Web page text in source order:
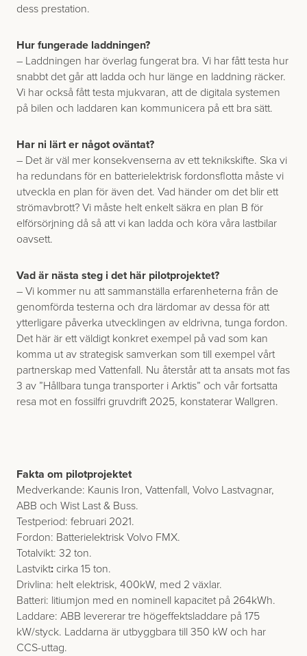
dess prestation.
Hur fungerade laddningen?
– Laddningen har överlag fungerat bra. Vi har fått testa hur
snabbt det går att ladda och hur länge en laddning räcker.
Vi har också fått testa mjukvaran, att de digitala systemen
på bilen och laddaren kan kommunicera på ett bra sätt.
Har ni lärt er något oväntat?
– Det är väl mer konsekvenserna av ett teknikskifte. Ska vi
ha redundans för en batterielektrisk fordonsflotta måste vi
utveckla en plan för även det. Vad händer om det blir ett
strömavbrott? Vi måste helt enkelt säkra en plan B för
elförsörjning då så att vi kan ladda och köra våra lastbilar
oavsett.
Vad är nästa steg i det här pilotprojektet?
– Vi kommer nu att sammanställa erfarenheterna från de
genomförda testerna och dra lärdomar av dessa för att
ytterligare påverka utvecklingen av eldrivna, tunga fordon.
Det här är ett väldigt konkret exempel på vad som kan
komma ut av strategisk samverkan som till exempel vårt
partnerskap med Vattenfall. Nu återstår att ta ansats mot fas
3 av ”Hållbara tunga transporter i Arktis” och vår fortsatta
resa mot en fossilfri gruvdrift 2025, konstaterar Wallgren.
Fakta om pilotprojektet
Medverkande: Kaunis Iron, Vattenfall, Volvo Lastvagnar,
ABB och Wist Last & Buss.
Testperiod: februari 2021.
Fordon: Batterielektrisk Volvo FMX.
Totalvikt: 32 ton.
Lastvikt: cirka 15 ton.
Drivlina: helt elektrisk, 400kW, med 2 växlar.
Batteri: litiumjon med en nominell kapacitet på 264kWh.
Laddare: ABB levererar tre högeffektsladdare på 175
kW/styck. Laddarna är utbyggbara till 350 kW och har
CCS-uttag.